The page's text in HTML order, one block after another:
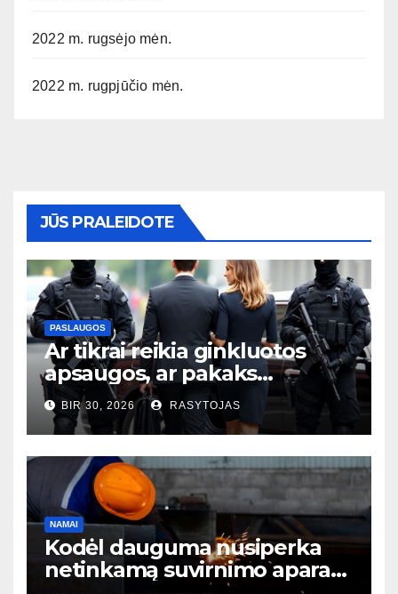
2022 m. rugsėjo mėn.
2022 m. rugpjūčio mėn.
JŪS PRALEIDOTE
PASLAUGOS
Ar tikrai reikia ginkluotos
apsaugos, ar pakaks
išmaniųjų kamerų?
BIR 30, 2026 RASYTOJAS
NAMAI
Kodėl dauguma nusiperka
netinkamą suvirnimo aparatą